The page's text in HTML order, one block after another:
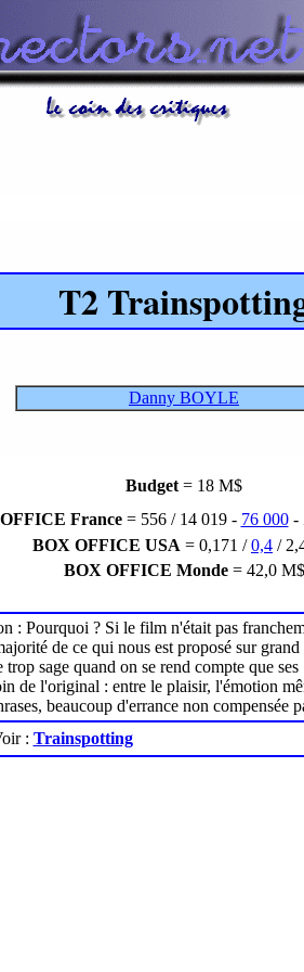
T2
Danny BOYLE
Budget = 18 M$
France= 556 / 14 019 - 76 000-
BOX OFFICE USA = 0,171 /0,4 /
BOX OFFICE Monde= 42,0 M$
: Pourquoi ? Si le film n'était pas
de ce qui nous est proposé sur
sage quand on se rend compte que
de l'original : entre le plaisir, l'émotion
beaucoup d'errance non
: Trainspotting